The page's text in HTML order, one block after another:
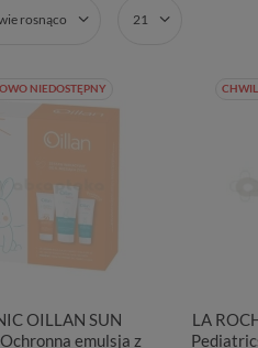
rosnąco 21
NIEDOSTĘPNY
OILLAN SUN
emulsja z
LA